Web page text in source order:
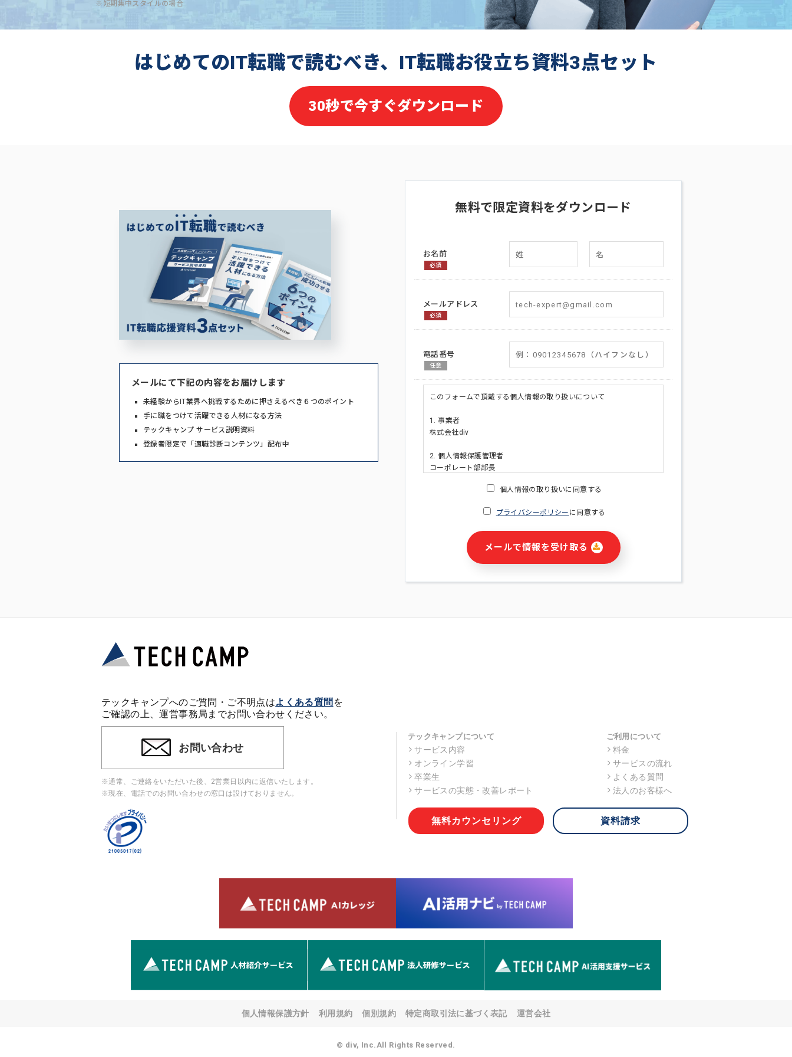
※短期集中スタイルの場合
はじめてのIT転職で読むべき、IT転職お役立ち資料3点セット
30秒で今すぐダウンロード
メールにて下記の内容をお届けします
未経験からIT業界へ挑戦するために押さえるべき６つのポイント
手に職をつけて活躍できる人材になる方法
テックキャンプ サービス説明資料
登録者限定で「適職診断コンテンツ」配布中
無料で限定資料をダウンロード
お名前
必須
メールアドレス
必須
電話番号
任意
このフォームで頂戴する個人情報の取り扱いについて
1. 事業者
株式会社div
2. 個人情報保護管理者
コーポレート部部長
・ご請求された資料の送付のため
・本サービス及び本サービスに関連する情報(当社及び第三者のサー
ビス又は商品等の広告配信・宣伝を含みますが、それらに限定されま
せん)の提供又はそれらに関する連絡のため
5. 個人情報取扱いの委託
当社は事業運営上、前項利用目的の範囲に限って個人情報を外部に委
託することがあります。この場合、個人情報保護水準の高い委託先を
選定し、個人情報の適正管理・機密保持についての契約を交わし、適
6. 個人情報の開示等の請求 ご本人様は、当社に対してご自身の個人
情報の開示等(利用目的の通知、開示、内容の訂正・追加・削除、利
す。ただし、申請が本人確認が不可能な場合や、個人情報保護法の定
す。 なお、アクセスログなどの個人情報以外の情報については、原則
【お問合せ窓口】
株式会社div 個人情報問合せ窓口
〒107-0052 東京都港区赤坂8-4-14 青山タワープレイス6階
メールアドレス:privacy_policy@di-v.co.jp
ご本人様が当社に個人情報を提供されるかどうかは任意によるもので
個人情報の取り扱いに同意する
プライバシーポリシー に同意する
メールで情報を受け取る
テックキャンプへのご質問・ご不明点はよくある質問 を
ご確認の上、運営事務局までお問い合わせください。
お問い合わせ
※通常、ご連絡をいただいた後、2営業日以内に返信いたします。
※現在、電話でのお問い合わせの窓口は設けておりません。
テックキャンプについて
サービス内容
オンライン学習
卒業生
サービスの実態・改善レポート
ご利用について
料金
サービスの流れ
よくある質問
法人のお客様へ
無料カウンセリング 資料請求
個人情報保護方針 利用規約 個別規約 特定商取引法に基づく表記 運営会社
© div, Inc.All Rights Reserved.